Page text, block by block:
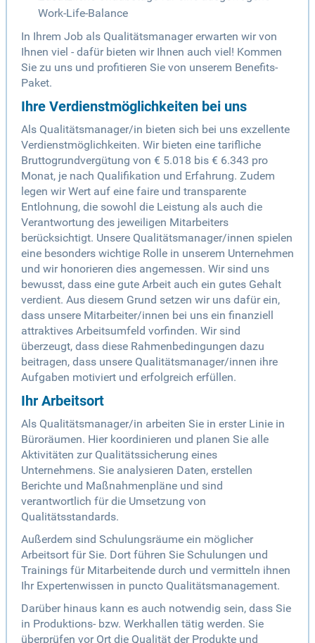
Work-Life-Balance
In Ihrem Job als Qualitätsmanager erwarten wir von
Ihnen viel - dafür bieten wir Ihnen auch viel! Kommen
Sie zu uns und profitieren Sie von unserem Benefits-
Paket.
Ihre Verdienstmöglichkeiten bei uns
Als Qualitätsmanager/in bieten sich bei uns exzellente
Verdienstmöglichkeiten. Wir bieten eine tarifliche
Bruttogrundvergütung von € 5.018 bis € 6.343 pro
Monat, je nach Qualifikation und Erfahrung. Zudem
legen wir Wert auf eine faire und transparente
Entlohnung, die sowohl die Leistung als auch die
Verantwortung des jeweiligen Mitarbeiters
berücksichtigt. Unsere Qualitätsmanager/innen spielen
eine besonders wichtige Rolle in unserem Unternehmen
und wir honorieren dies angemessen. Wir sind uns
bewusst, dass eine gute Arbeit auch ein gutes Gehalt
verdient. Aus diesem Grund setzen wir uns dafür ein,
dass unsere Mitarbeiter/innen bei uns ein finanziell
attraktives Arbeitsumfeld vorfinden. Wir sind
überzeugt, dass diese Rahmenbedingungen dazu
beitragen, dass unsere Qualitätsmanager/innen ihre
Aufgaben motiviert und erfolgreich erfüllen.
Ihr Arbeitsort
Als Qualitätsmanager/in arbeiten Sie in erster Linie in
Büroräumen. Hier koordinieren und planen Sie alle
Aktivitäten zur Qualitätssicherung eines
Unternehmens. Sie analysieren Daten, erstellen
Berichte und Maßnahmenpläne und sind
verantwortlich für die Umsetzung von
Qualitätsstandards.
Außerdem sind Schulungsräume ein möglicher
Arbeitsort für Sie. Dort führen Sie Schulungen und
Trainings für Mitarbeitende durch und vermitteln ihnen
Ihr Expertenwissen in puncto Qualitätsmanagement.
Darüber hinaus kann es auch notwendig sein, dass Sie
in Produktions- bzw. Werkhallen tätig werden. Sie
überprüfen vor Ort die Qualität der Produkte und